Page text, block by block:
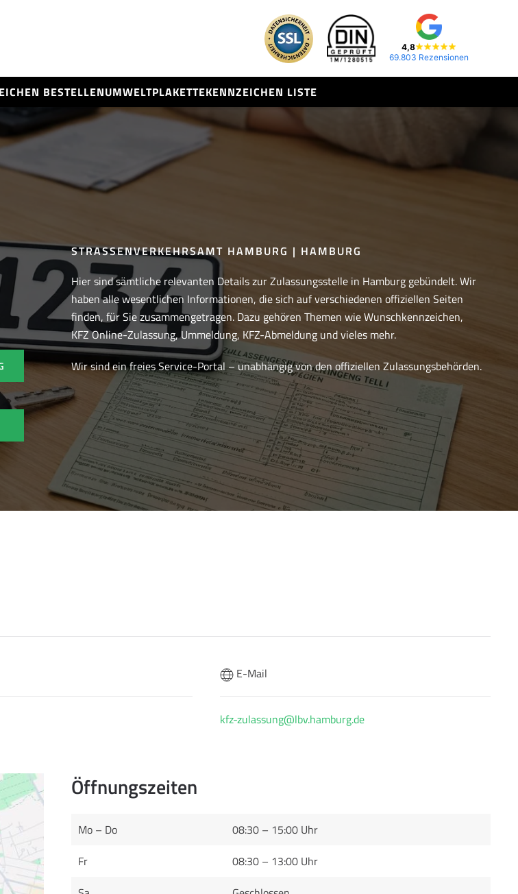
4,8
69.803 Rezensionen
BESTELLENUMWELTPLAKETTEKENNZEICHEN LISTE
STRASSENVERKEHRSAMT HAMBURG | HAMBURG
Hier sind sämtliche relevanten Details zur Zulassungsstelle in Hamburg gebündelt. Wir
haben alle wesentlichen Informationen, die sich auf verschiedenen offiziellen Seiten
finden, für Sie zusammengetragen. Dazu gehören Themen wie Wunschkennzeichen,
KFZ Online-Zulassung, Ummeldung, KFZ-Abmeldung und vieles mehr.
Wir sind ein freies Service-Portal – unabhängig von den offiziellen Zulassungsbehörden.
E-Mail
kfz-zulassung@lbv.hamburg.de
Öffnungszeiten
Mo – Do
08:30 – 15:00 Uhr
Fr
08:30 – 13:00 Uhr